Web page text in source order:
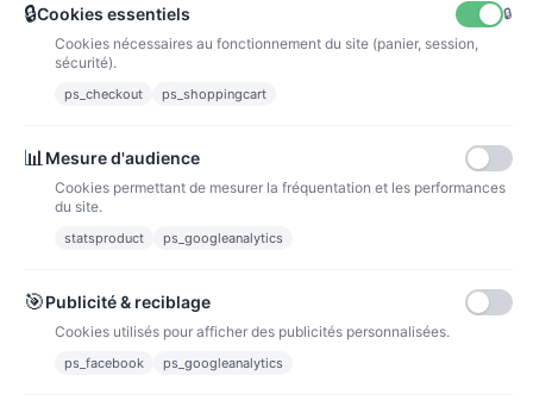
La poste
🔒Cookies essentiels
🔒
Cookies nécessaires au fonctionnement du site (panier, session,
sécurité).
ps_checkout ps_shoppingcart
📊 Mesure d'audience
Cookies permettant de mesurer la fréquentation et les performances
du site.
statsproduct ps_googleanalytics
🎯Publicité & reciblage
Cookies utilisés pour afficher des publicités personnalisées.
ps_facebook ps_googleanalytics